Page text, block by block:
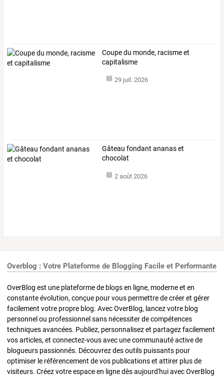
Coupe du monde, racisme et
capitalisme
29 juil. 2026
Gâteau fondant ananas et
chocolat
2 août 2026
Overblog : Votre Plateforme de Blogging Facile et Performante
OverBlog est une plateforme de blogs en ligne, moderne et en
constante évolution, conçue pour vous permettre de créer et gérer
facilement votre propre blog. Avec OverBlog, lancez votre blog
personnel ou professionnel sans nécessiter de compétences
techniques avancées. Publiez, personnalisez et partagez facilement
vos articles, et connectez-vous avec une communauté active de
blogueurs passionnés. Découvrez des outils puissants pour
optimiser le référencement de vos publications et attirer plus de
visiteurs. Créez votre espace en ligne dès aujourd'hui avec OverBlog